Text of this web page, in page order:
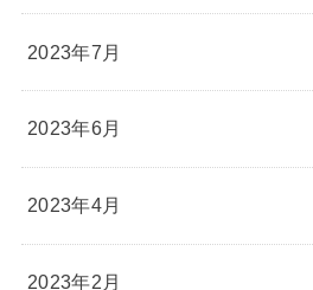
2023年7月
2023年6月
2023年4月
2023年2月